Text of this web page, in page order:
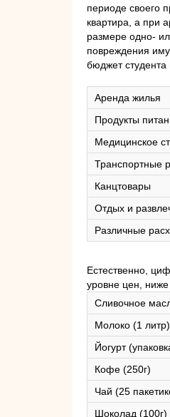
периоде своего
квартира, а при
размере одно-
повреждения
бюджет
Аренда жилья
Продукты
Медицинское
Транспортные
Канцтовары
Отдых и
Различные
Естественно,
уровне цен,
Сливочное
Молоко (1 литр)
Йогурт
Кофе (250г)
Чай (25
Шоколад (100г)